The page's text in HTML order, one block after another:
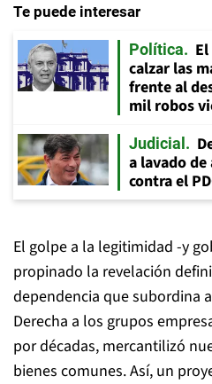
Te puede interesar
Política
calzar las
frente al
mil robos
Judicial
a lavado
contra el
El golpe a la legitimidad -y
propinado la revelación
dependencia que subordina
Derecha a los grupos
por décadas, mercantilizó
bienes comunes. Así, un